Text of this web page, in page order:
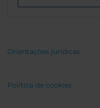
Orientações jurídicas
Política de cookies